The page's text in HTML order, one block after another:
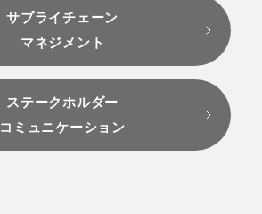
サプライチェーン
マネジメント
ステークホルダー
コミュニケーション